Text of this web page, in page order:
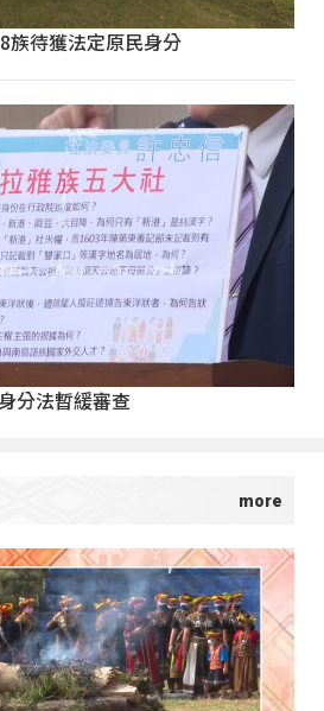
族待獲法定原民身分
分法暫緩審查